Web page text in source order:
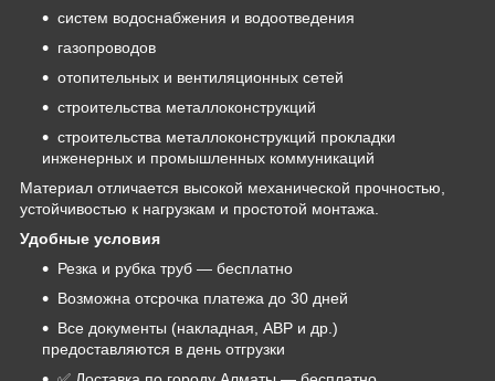
систем водоснабжения и водоотведения
газопроводов
отопительных и вентиляционных сетей
строительства металлоконструкций
строительства металлоконструкций прокладки
инженерных и промышленных коммуникаций
Материал отличается высокой механической прочностью,
устойчивостью к нагрузкам и простотой монтажа.
Удобные условия
Резка и рубка труб — бесплатно
Возможна отсрочка платежа до 30 дней
Все документы (накладная, АВР и др.)
предоставляются в день отгрузки